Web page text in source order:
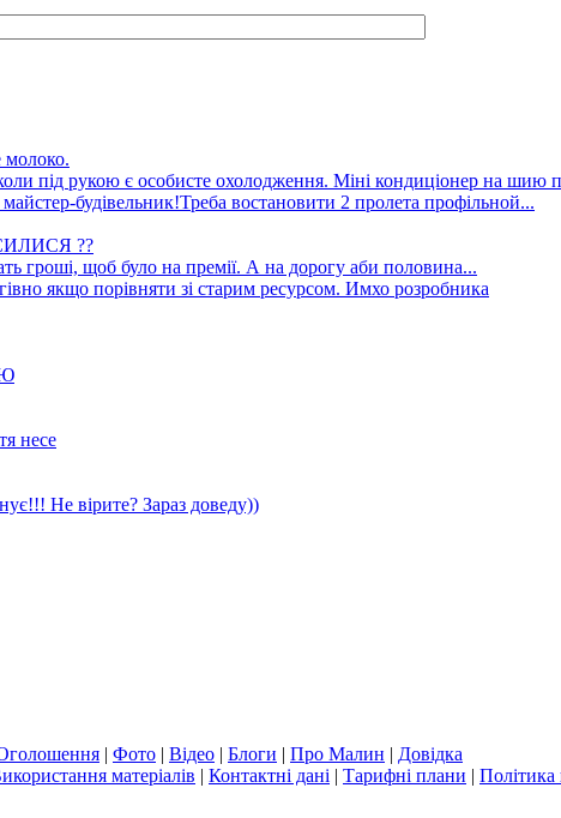
молоко.
під рукою є особисте охолодження. Міні кондиціонер на шию
будівельник!Треба востановити 2 пролета профільной...
??
гроші, щоб було на премії. А на дорогу аби половина...
якщо порiвняти зi старим ресурсом. Имхо розробника
несе
Не вірите? Зараз доведу))
| Фото | Відео | Блоги | Про Малин | Довідка
матеріалів | Контактні дані | Тарифні плани | Політика